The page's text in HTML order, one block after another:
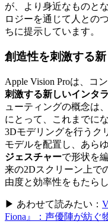
が、より身近なものと
ロジーを通じて人との
ちに提示しています。
創造性を刺激する
Apple Vision Proは、コ
刺激する新しいインタ
ューティングの概念は
にとって、これまでに
3Dモデリングを行うク
モデルを配置し、あら
ジェスチャーで形状を
来の2Dスクリーン上で
由度と効率性をもたらし
▶ あわせて読みたい：
Fiona』：声優陣が紡ぐ